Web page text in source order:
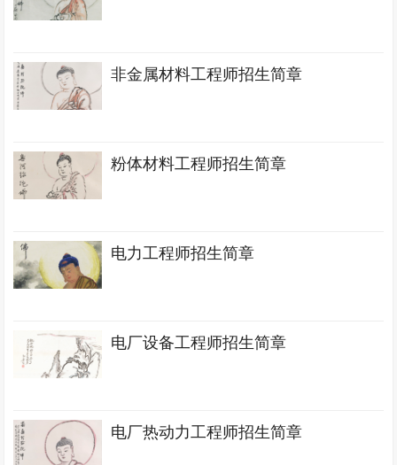
非金属材料工程师招生简章
粉体材料工程师招生简章
电力工程师招生简章
电厂设备工程师招生简章
电厂热动力工程师招生简章